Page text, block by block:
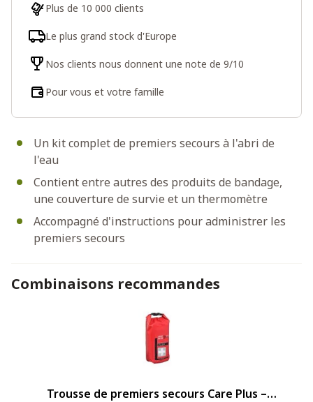
Un kit complet de premiers secours à l'abri de
l'eau
Contient entre autres des produits de bandage,
une couverture de survie et un thermomètre
Accompagné d'instructions pour administrer les
premiers secours
Plus de 10 000 clients
Le plus grand stock d'Europe
Nos clients nous donnent une note de 9/10
Pour vous et votre famille
Combinaisons recommandes
Trousse de premiers secours Care Plus –